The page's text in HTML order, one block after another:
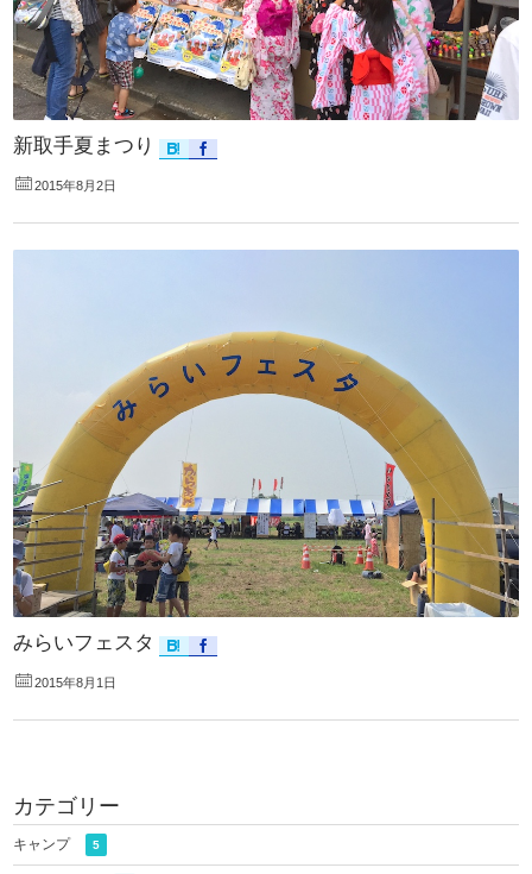
新取手夏まつり
2015年8月2日
みらいフェスタ
2015年8月1日
カテゴリー
キャンプ 5